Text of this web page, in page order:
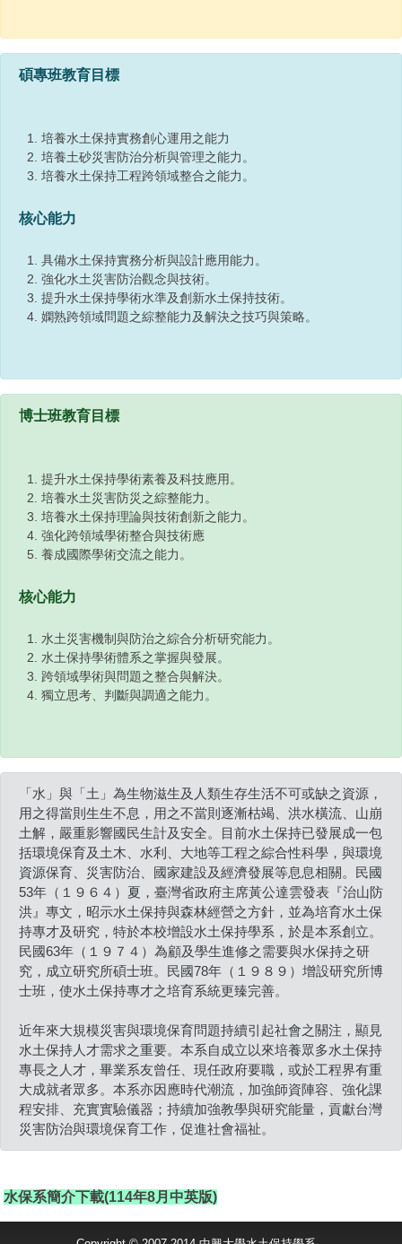
碩專班教育目標
培養水土保持實務創心運用之能力
培養土砂災害防治分析與管理之能力。
培養水土保持工程跨領域整合之能力。
核心能力
具備水土保持實務分析與設計應用能力。
強化水土災害防治觀念與技術。
提升水土保持學術水準及創新水土保持技術。
嫻熟跨領域問題之綜整能力及解決之技巧與策略。
博士班教育目標
提升水土保持學術素養及科技應用。
培養水土災害防災之綜整能力。
培養水土保持理論與技術創新之能力。
強化跨領域學術整合與技術應
養成國際學術交流之能力。
核心能力
水土災害機制與防治之綜合分析研究能力。
水土保持學術體系之掌握與發展。
跨領域學術與問題之整合與解決。
獨立思考、判斷與調適之能力。
「水」與「土」為生物滋生及人類生存生活不可或缺之資源，
用之得當則生生不息，用之不當則逐漸枯竭、洪水橫流、山崩
土解，嚴重影響國民生計及安全。目前水土保持已發展成一包
括環境保育及土木、水利、大地等工程之綜合性科學，與環境
資源保育、災害防治、國家建設及經濟發展等息息相關。民國
53年（１９６４）夏，臺灣省政府主席黃公達雲發表『治山防
洪』專文，昭示水土保持與森林經營之方針，並為培育水土保
持專才及研究，特於本校增設水土保持學系，於是本系創立。
民國63年（１９７４）為顧及學生進修之需要與水保持之研
究，成立研究所碩士班。民國78年（１９８９）增設研究所博
士班，使水土保持專才之培育系統更臻完善。
近年來大規模災害與環境保育問題持續引起社會之關注，顯見
水土保持人才需求之重要。本系自成立以來培養眾多水土保持
專長之人才，畢業系友曾任、現任政府要職，或於工程界有重
大成就者眾多。本系亦因應時代潮流，加強師資陣容、強化課
程安排、充實實驗儀器；持續加強教學與研究能量，貢獻台灣
災害防治與環境保育工作，促進社會福祉。
水保系簡介下載(114年8月中英版)